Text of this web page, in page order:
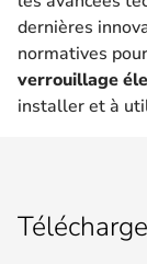
dernières
normatives
verrouillage
installer et à